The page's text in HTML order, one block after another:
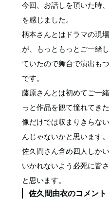
今回、お話しを頂いた時
を感じました。
柄本さんとはドラマの現
が、もっともっとご一緒
ていたので舞台で演出も
です。
藤原さんとは初めてご一
っと作品を観て憧れてき
像だけでは収まりきらな
んじゃないかと思います。
佐久間さん含め四人しか
いかれないよう必死に皆
と思います。
佐久間由衣のコメント